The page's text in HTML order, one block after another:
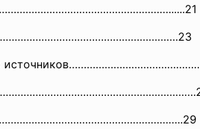
…………………......21
………………….23
…………………..29